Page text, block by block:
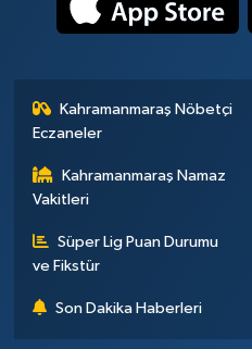
Kahramanmaraş Nöbetçi
Eczaneler
Kahramanmaraş Namaz
Vakitleri
Süper Lig Puan Durumu
ve Fikstür
Son Dakika Haberleri